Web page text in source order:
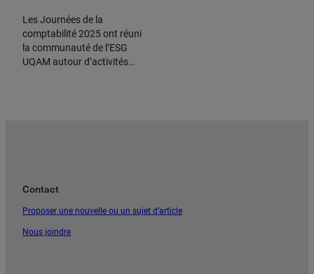
Les Journées de la
comptabilité 2025 ont réuni
la communauté de l’ESG
UQAM autour d’activités…
Contact
Proposer une nouvelle ou un sujet d’article
Nous joindre